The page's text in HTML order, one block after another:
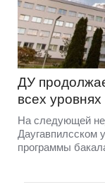
ДУ
всех
На следующей
Даугавпилсском
программы